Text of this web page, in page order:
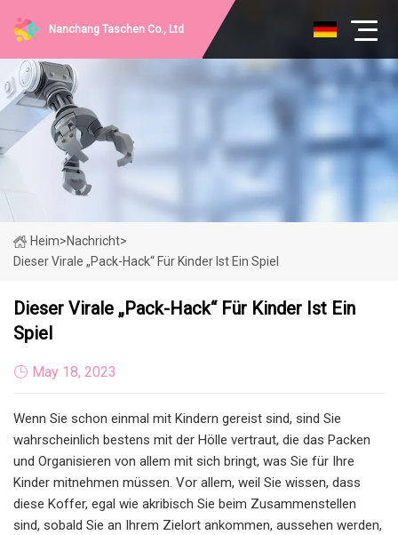
Nanchang Taschen Co., Ltd
Heim>Nachricht>
Dieser Virale „Pack-Hack“ Für Kinder Ist Ein Spiel
Dieser Virale „Pack-Hack“ Für Kinder Ist Ein
Spiel
May 18, 2023
Wenn Sie schon einmal mit Kindern gereist sind, sind Sie
wahrscheinlich bestens mit der Hölle vertraut, die das Packen
und Organisieren von allem mit sich bringt, was Sie für Ihre
Kinder mitnehmen müssen. Vor allem, weil Sie wissen, dass
diese Koffer, egal wie akribisch Sie beim Zusammenstellen
sind, sobald Sie an Ihrem Zielort ankommen, aussehen werden,